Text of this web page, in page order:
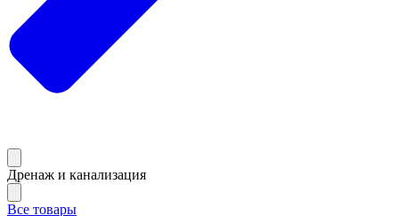
Дренаж и канализация
Все товары